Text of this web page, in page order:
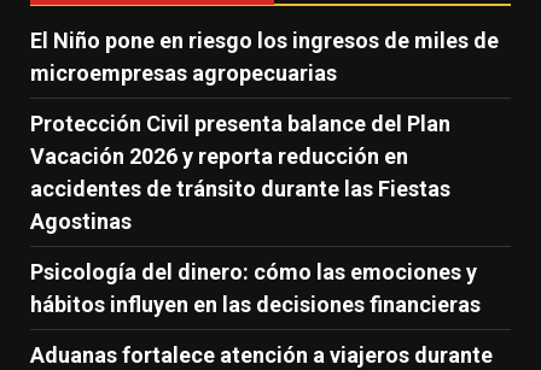
El Niño pone en riesgo los ingresos de miles de
microempresas agropecuarias
Protección Civil presenta balance del Plan
Vacación 2026 y reporta reducción en
accidentes de tránsito durante las Fiestas
Agostinas
Psicología del dinero: cómo las emociones y
hábitos influyen en las decisiones financieras
Aduanas fortalece atención a viajeros durante